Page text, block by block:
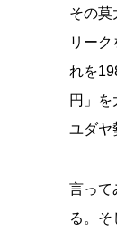
その莫
リー
れを
円」
ユダヤ
言って
る。